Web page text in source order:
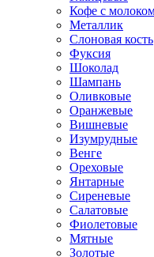
Кофе с
Металлик
Слоновая кость
Фуксия
Шоколад
Шампань
Оливковые
Оранжевые
Вишневые
Изумрудные
Венге
Ореховые
Янтарные
Сиреневые
Салатовые
Фиолетовые
Мятные
Золотые